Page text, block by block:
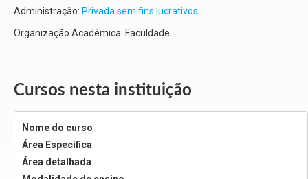
Administração: Privada sem fins lucrativos
Organização Acadêmica: Faculdade
Cursos nesta instituição
Nome do curso
Área Específica
Área detalhada